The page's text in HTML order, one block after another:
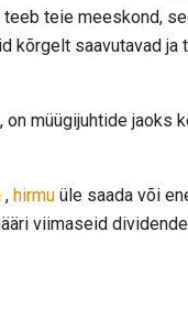
teie meeskond,
kõrgelt saavutavad
müügijuhtide jaoks
, hirmu üle saada või
viimaseid